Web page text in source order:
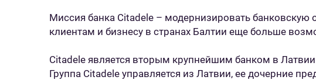
Миссия банка Citadele – модернизировать банковскую
клиентам и бизнесу в странах Балтии еще больше
Citadele является вторым крупнейшим банком в
Группа Citadele управляется из Латвии, ее дочерние